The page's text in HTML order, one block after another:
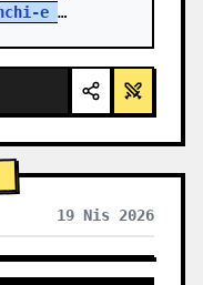
e
19 Nis 2026